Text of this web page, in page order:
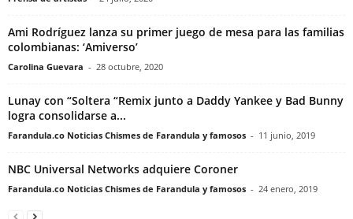
Ami Rodríguez lanza su primer juego de mesa para las familias
colombianas: ‘Amiverso’
Carolina Guevara - 28 octubre, 2020
Lunay con “Soltera “Remix junto a Daddy Yankee y Bad Bunny
logra consolidarse a...
Farandula.co Noticias Chismes de Farandula y famosos - 11 junio, 2019
NBC Universal Networks adquiere Coroner
Farandula.co Noticias Chismes de Farandula y famosos - 24 enero, 2019